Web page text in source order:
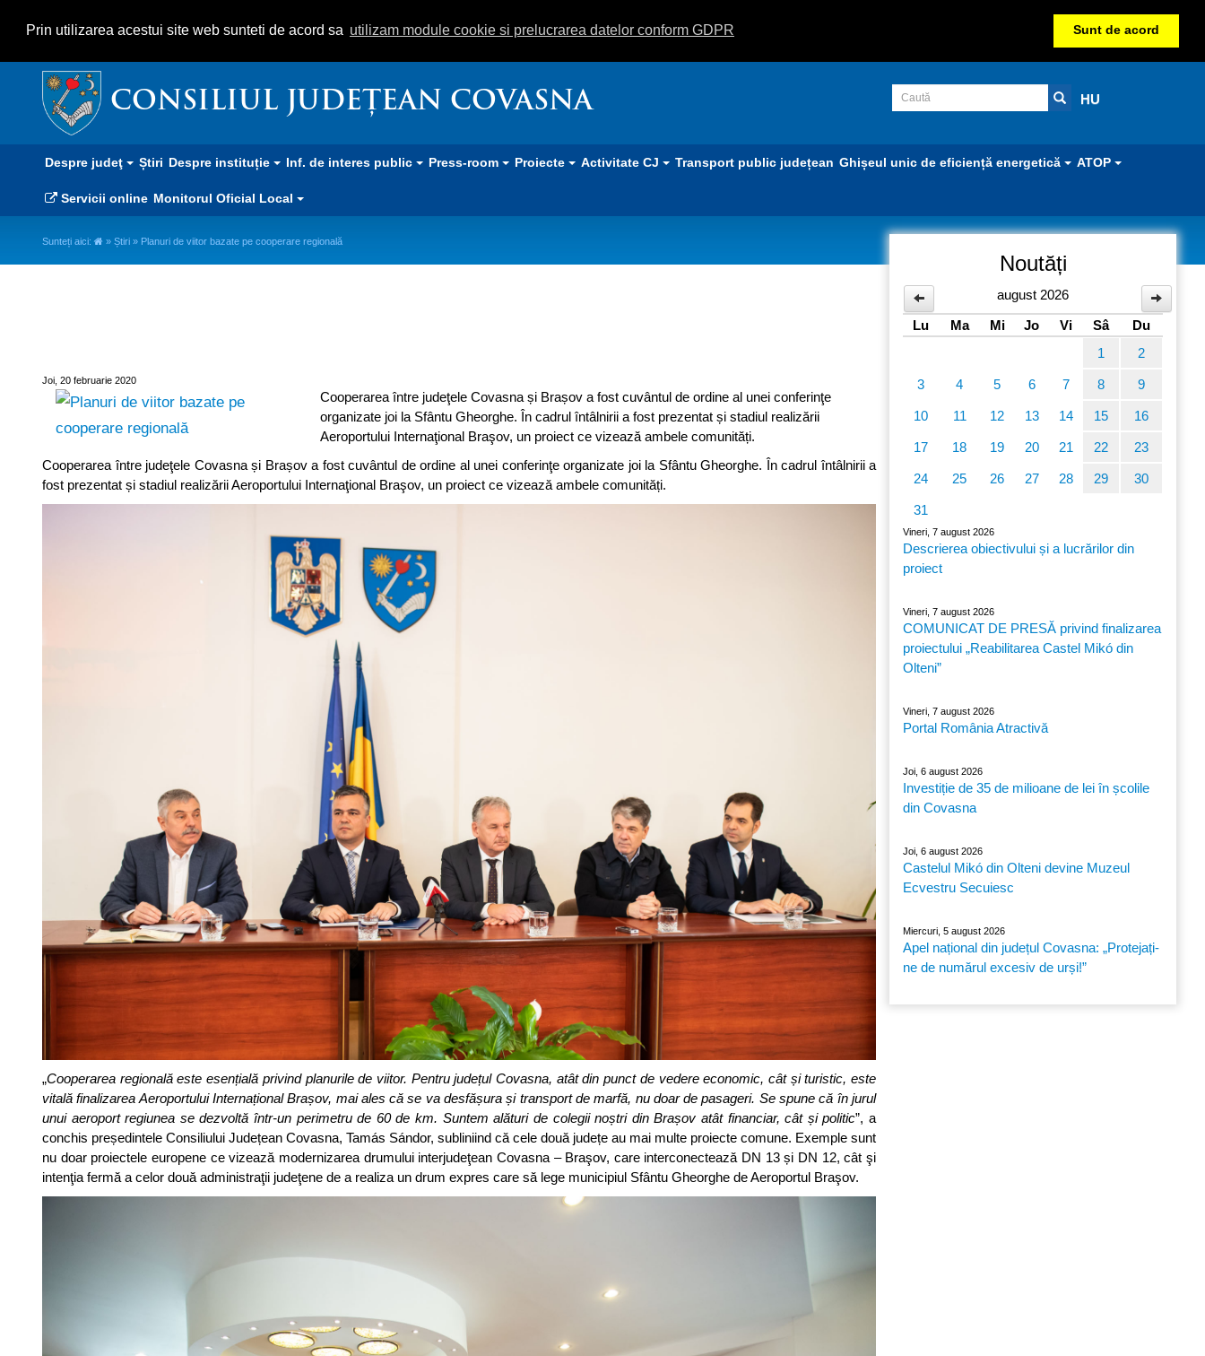
Prin utilizarea acestui site web sunteti de acord sa utilizam module cookie si prelucrarea datelor conform GDPR Sunt de acord
CONSILIUL JUDEȚEAN COVASNA HU
Despre judeţ Știri Despre instituție Inf. de interes public Press-room Proiecte Activitate CJ Transport public județean Ghișeul unic de eficiență energetică ATOP
Servicii online Monitorul Oficial Local
Sunteți aici: » Știri » Planuri de viitor bazate pe cooperare regională
Joi, 20 februarie 2020
Cooperarea între judeţele Covasna și Brașov a fost cuvântul de ordine al unei conferinţe
organizate joi la Sfântu Gheorghe. În cadrul întâlnirii a fost prezentat și stadiul realizării
Aeroportului Internaţional Braşov, un proiect ce vizează ambele comunități.
Cooperarea între judeţele Covasna și Brașov a fost cuvântul de ordine al unei conferinţe organizate joi la Sfântu Gheorghe. În cadrul întâlnirii a
fost prezentat și stadiul realizării Aeroportului Internaţional Braşov, un proiect ce vizează ambele comunități.
„Cooperarea regională este esențială privind planurile de viitor. Pentru județul Covasna, atât din punct de vedere economic, cât și turistic, este
vitală finalizarea Aeroportului Internațional Brașov, mai ales că se va desfășura și transport de marfă, nu doar de pasageri. Se spune că în jurul
unui aeroport regiunea se dezvoltă într-un perimetru de 60 de km. Suntem alături de colegii noștri din Brașov atât financiar, cât și politic”, a
conchis președintele Consiliului Județean Covasna, Tamás Sándor, subliniind că cele două județe au mai multe proiecte comune. Exemple sunt
nu doar proiectele europene ce vizează modernizarea drumului interjudeţean Covasna – Braşov, care interconectează DN 13 și DN 12, cât şi
intenţia fermă a celor două administraţii judeţene de a realiza un drum expres care să lege municipiul Sfântu Gheorghe de Aeroportul Braşov.
Noutăți
august 2026
Lu
Ma Mi Jo Vi Sâ
Du
1
2
3 4 5 6 7 8 9
10 11 12 13 14 15 16
17 18 19 20 21 22 23
24 25 26 27 28 29 30
31
Vineri, 7 august 2026
Descrierea obiectivului și a lucrărilor din
proiect
Vineri, 7 august 2026
COMUNICAT DE PRESĂ privind finalizarea
proiectului „Reabilitarea Castel Mikó din
Olteni”
Vineri, 7 august 2026
Portal România Atractivă
Joi, 6 august 2026
Investiție de 35 de milioane de lei în școlile
din Covasna
Joi, 6 august 2026
Castelul Mikó din Olteni devine Muzeul
Ecvestru Secuiesc
Miercuri, 5 august 2026
Apel național din județul Covasna: „Protejați-
ne de numărul excesiv de urși!”